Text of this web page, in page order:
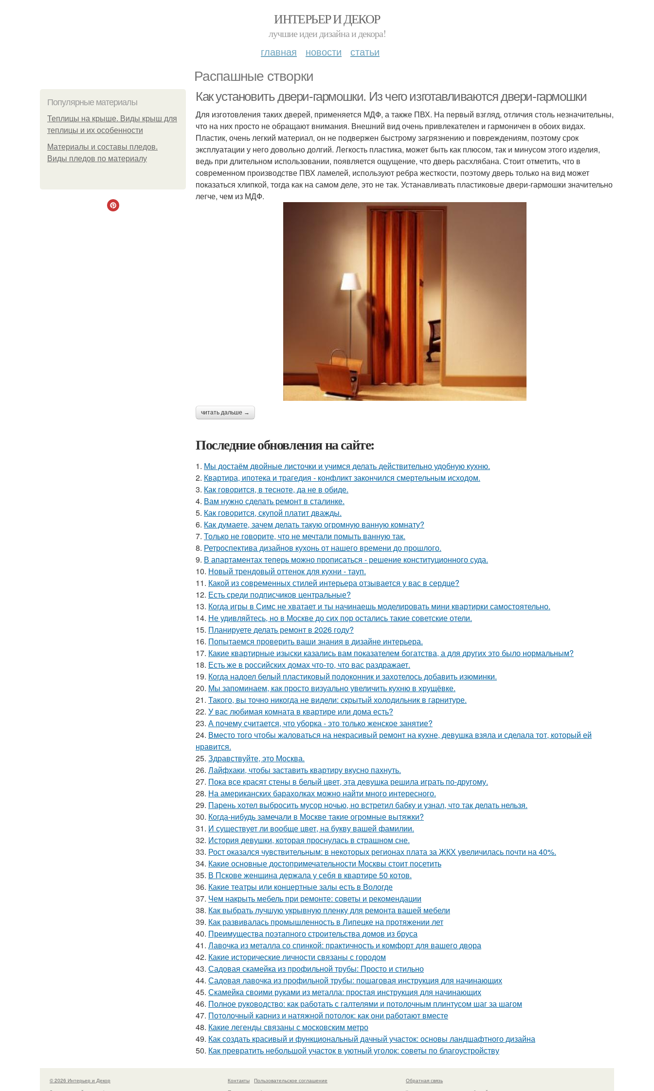
ИНТЕРЬЕР И ДЕКОР
лучшие идеи дизайна и декора!
главная новости статьи
Распашные створки
Популярные материалы
Теплицы на крыше. Виды крыш для
теплицы и их особенности
Материалы и составы пледов.
Виды пледов по материалу
Как установить двери-гармошки. Из чего изготавливаются двери-гармошки
Для изготовления таких дверей, применяется МДФ, а также ПВХ. На первый взгляд, отличия столь незначительны,
что на них просто не обращают внимания. Внешний вид очень привлекателен и гармоничен в обоих видах.
Пластик, очень легкий материал, он не подвержен быстрому загрязнению и повреждениям, поэтому срок
эксплуатации у него довольно долгий. Легкость пластика, может быть как плюсом, так и минусом этого изделия,
ведь при длительном использовании, появляется ощущение, что дверь расхлябана. Стоит отметить, что в
современном производстве ПВХ ламелей, используют ребра жесткости, поэтому дверь только на вид может
показаться хлипкой, тогда как на самом деле, это не так. Устанавливать пластиковые двери-гармошки значительно
легче, чем из МДФ.
читать дальше →
Последние обновления на сайте:
1. Мы достаём двойные листочки и учимся делать действительно удобную кухню.
2. Квартира, ипотека и трагедия - конфликт закончился смертельным исходом.
3. Как говорится, в тесноте, да не в обиде.
4. Вам нужно сделать ремонт в сталинке.
5. Как говорится, скупой платит дважды.
6. Как думаете, зачем делать такую огромную ванную комнату?
7. Только не говорите, что не мечтали помыть ванную так.
8. Ретроспектива дизайнов кухонь от нашего времени до прошлого.
9. В апартаментах теперь можно прописаться - решение конституционного суда.
10. Новый трендовый оттенок для кухни - тауп.
11. Какой из современных стилей интерьера отзывается у вас в сердце?
12. Есть среди подписчиков центральные?
13. Когда игры в Симс не хватает и ты начинаешь моделировать мини квартирки самостоятельно.
14. Не удивляйтесь, но в Москве до сих пор остались такие советские отели.
15. Планируете делать ремонт в 2026 году?
16. Попытаемся проверить ваши знания в дизайне интерьера.
17. Какие квартирные изыски казались вам показателем богатства, а для других это было нормальным?
18. Есть же в российских домах что-то, что вас раздражает.
19. Когда надоел белый пластиковый подоконник и захотелось добавить изюминки.
20. Мы запоминаем, как просто визуально увеличить кухню в хрущёвке.
21. Такого, вы точно никогда не видели: скрытый холодильник в гарнитуре.
22. У вас любимая комната в квартире или дома есть?
23. А почему считается, что уборка - это только женское занятие?
24. Вместо того чтобы жаловаться на некрасивый ремонт на кухне, девушка взяла и сделала тот, который ей
нравится.
25. Здравствуйте, это Москва.
26. Лайфхаки, чтобы заставить квартиру вкусно пахнуть.
27. Пока все красят стены в белый цвет, эта девушка решила играть по-другому.
28. На американских барахолках можно найти много интересного.
29. Парень хотел выбросить мусор ночью, но встретил бабку и узнал, что так делать нельзя.
30. Когда-нибудь замечали в Москве такие огромные вытяжки?
31. И существует ли вообще цвет, на букву вашей фамилии.
32. История девушки, которая проснулась в страшном сне.
33. Рост оказался чувствительным: в некоторых регионах плата за ЖКХ увеличилась почти на 40%.
34. Какие основные достопримечательности Москвы стоит посетить
35. В Пскове женщина держала у себя в квартире 50 котов.
36. Какие театры или концертные залы есть в Вологде
37. Чем накрыть мебель при ремонте: советы и рекомендации
38. Как выбрать лучшую укрывную пленку для ремонта вашей мебели
39. Как развивалась промышленность в Липецке на протяжении лет
40. Преимущества поэтапного строительства домов из бруса
41. Лавочка из металла со спинкой: практичность и комфорт для вашего двора
42. Какие исторические личности связаны с городом
43. Садовая скамейка из профильной трубы: Просто и стильно
44. Садовая лавочка из профильной трубы: пошаговая инструкция для начинающих
45. Скамейка своими руками из металла: простая инструкция для начинающих
46. Полное руководство: как работать с галтелями и потолочным плинтусом шаг за шагом
47. Потолочный карниз и натяжной потолок: как они работают вместе
48. Какие легенды связаны с московским метро
49. Как создать красивый и функциональный дачный участок: основы ландшафтного дизайна
50. Как превратить небольшой участок в уютный уголок: советы по благоустройству
© 2026 Интерьер и Декор Контакты
Пользовательское соглашение
Обратная связь